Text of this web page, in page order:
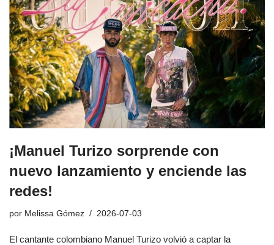
¡Manuel Turizo sorprende con
nuevo lanzamiento y enciende las
redes!
por Melissa Gómez 2026-07-03
El cantante colombiano Manuel Turizo volvió a captar la